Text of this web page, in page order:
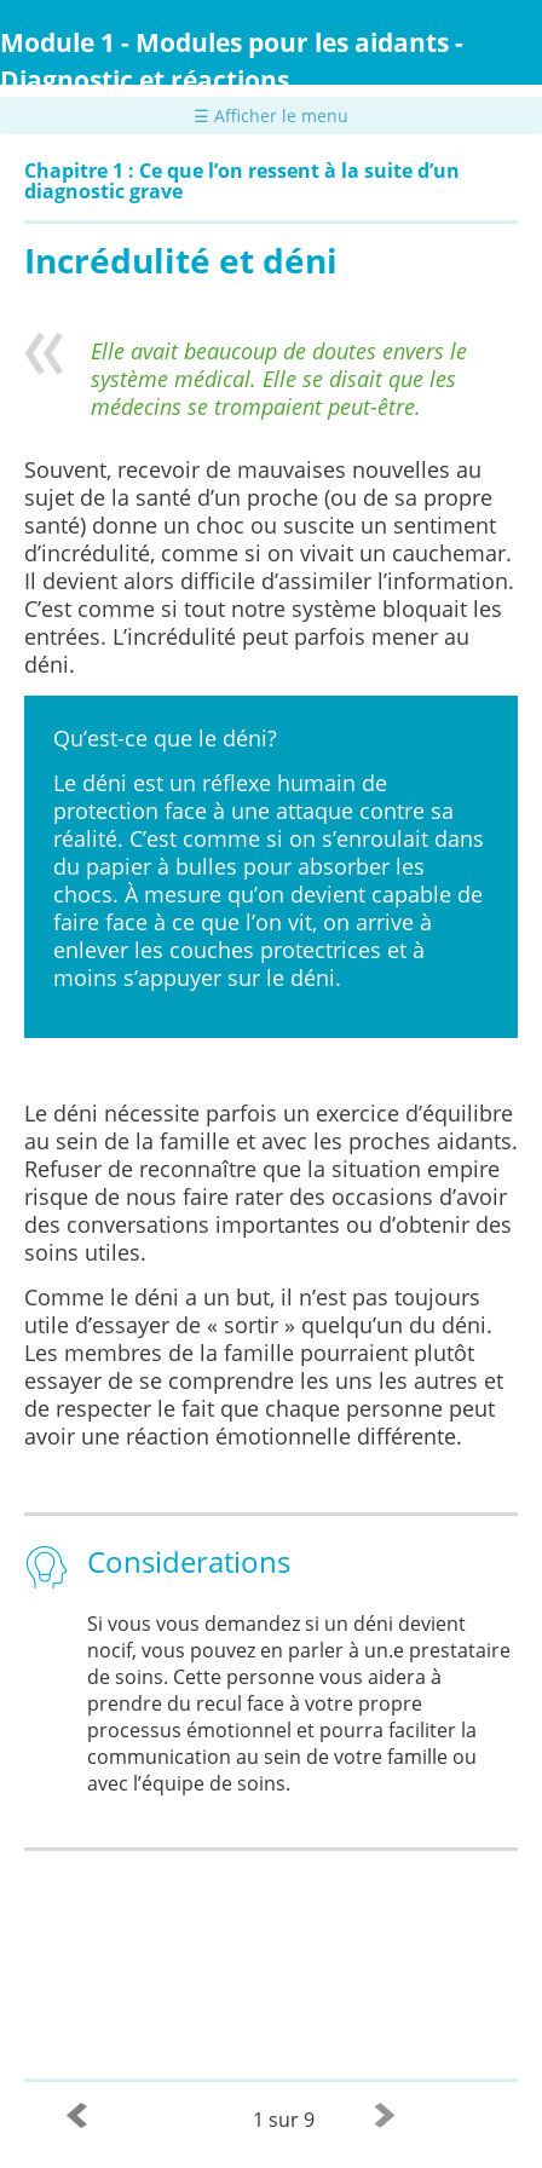
au
principal
Module 1 - Modules pour les aidants -
Diagnostic et réactions
☰ Afficher le menu
Chapitre 1 : Ce que l’on ressent à la suite d’un
diagnostic grave
Incrédulité et déni
Elle avait beaucoup de doutes envers le
système médical. Elle se disait que les
médecins se trompaient peut-être.
Souvent, recevoir de mauvaises nouvelles au
sujet de la santé d’un proche (ou de sa propre
santé) donne un choc ou suscite un sentiment
d’incrédulité, comme si on vivait un cauchemar.
Il devient alors difficile d’assimiler l’information.
C’est comme si tout notre système bloquait les
entrées. L’incrédulité peut parfois mener au
déni.
Qu’est-ce que le déni?
Le déni est un réflexe humain de
protection face à une attaque contre sa
réalité. C’est comme si on s’enroulait dans
du papier à bulles pour absorber les
chocs. À mesure qu’on devient capable de
faire face à ce que l’on vit, on arrive à
enlever les couches protectrices et à
moins s’appuyer sur le déni.
Le déni nécessite parfois un exercice d’équilibre
au sein de la famille et avec les proches aidants.
Refuser de reconnaître que la situation empire
risque de nous faire rater des occasions d’avoir
des conversations importantes ou d’obtenir des
soins utiles.
Comme le déni a un but, il n’est pas toujours
utile d’essayer de « sortir » quelqu’un du déni.
Les membres de la famille pourraient plutôt
essayer de se comprendre les uns les autres et
de respecter le fait que chaque personne peut
avoir une réaction émotionnelle différente.
Considerations
Si vous vous demandez si un déni devient
nocif, vous pouvez en parler à un.e prestataire
de soins. Cette personne vous aidera à
prendre du recul face à votre propre
processus émotionnel et pourra faciliter la
communication au sein de votre famille ou
avec l’équipe de soins.
1 sur 9